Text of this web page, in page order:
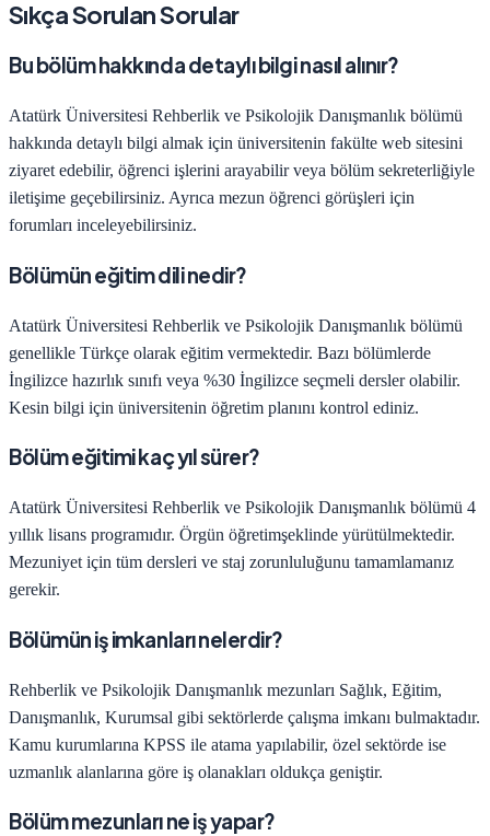
Sıkça Sorulan Sorular
Bu bölüm hakkında detaylı bilgi nasıl alınır?
Atatürk Üniversitesi Rehberlik ve Psikolojik Danışmanlık bölümü
hakkında detaylı bilgi almak için üniversitenin fakülte web sitesini
ziyaret edebilir, öğrenci işlerini arayabilir veya bölüm sekreterliğiyle
iletişime geçebilirsiniz. Ayrıca mezun öğrenci görüşleri için
forumları inceleyebilirsiniz.
Bölümün eğitim dili nedir?
Atatürk Üniversitesi Rehberlik ve Psikolojik Danışmanlık bölümü
genellikle Türkçe olarak eğitim vermektedir. Bazı bölümlerde
İngilizce hazırlık sınıfı veya %30 İngilizce seçmeli dersler olabilir.
Kesin bilgi için üniversitenin öğretim planını kontrol ediniz.
Bölüm eğitimi kaç yıl sürer?
Atatürk Üniversitesi Rehberlik ve Psikolojik Danışmanlık bölümü 4
yıllık lisans programıdır. Örgün öğretimşeklinde yürütülmektedir.
Mezuniyet için tüm dersleri ve staj zorunluluğunu tamamlamanız
gerekir.
Bölümün iş imkanları nelerdir?
Rehberlik ve Psikolojik Danışmanlık mezunları Sağlık, Eğitim,
Danışmanlık, Kurumsal gibi sektörlerde çalışma imkanı bulmaktadır.
Kamu kurumlarına KPSS ile atama yapılabilir, özel sektörde ise
uzmanlık alanlarına göre iş olanakları oldukça geniştir.
Bölüm mezunları ne iş yapar?